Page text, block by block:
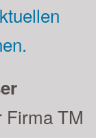
Firma TM